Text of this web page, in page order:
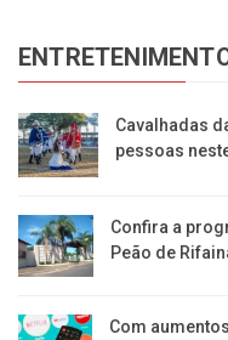
Cavalhadas
pessoas
Confira a
Peão de
Com